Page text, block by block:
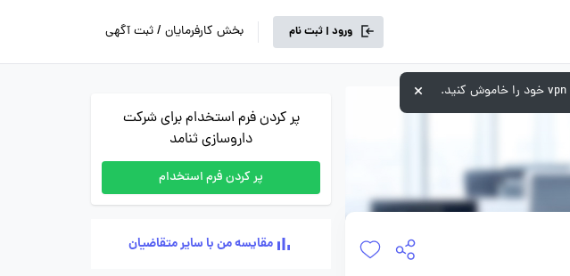
ورود | ثبت نام بخش کارفرمایان / ثبت آگهی
پر کردن فرم استخدام برای شرکت
داروسازی ثنامد
پر کردن فرم استخدام
مقایسه من با سایر متقاضیان